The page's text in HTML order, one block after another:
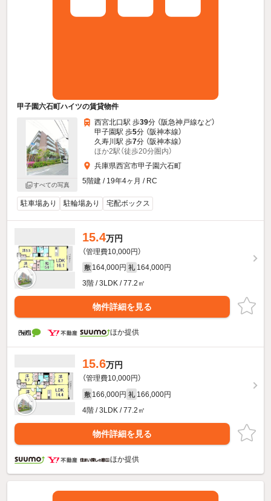
甲子園六石町ハイツの賃貸物件
すべての写真
西宮北口駅 歩39分 （阪急神戸線など）
甲子園駅 歩5分 （阪神本線）
久寿川駅 歩7分 （阪神本線）
ほか2駅（徒歩20分圏内）
兵庫県西宮市甲子園六石町
5階建 / 19年4ヶ月 / RC
駐車場あり 駐輪場あり 宅配ボックス
15.4万円
（管理費10,000円）
敷 164,000円 礼 164,000円
3階 / 3LDK / 77.2㎡
物件詳細を見る
ほか提供
15.6万円
（管理費10,000円）
敷 166,000円 礼 166,000円
4階 / 3LDK / 77.2㎡
物件詳細を見る
ほか提供